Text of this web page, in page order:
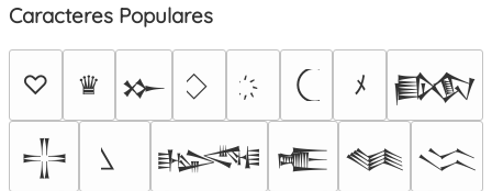
Caracteres Populares
♡ ♛ 𒁍 ﾒ 𒁃
𒋲 𒈙 𒍫 𒈝 𒈱